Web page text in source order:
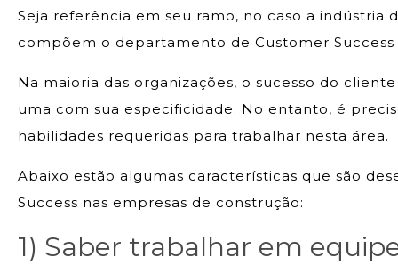
Seja referência em seu ramo, no caso a indústria
compõem o departamento de Customer
Na maioria das organizações, o sucesso do
uma com sua especificidade. No entanto, é
habilidades requeridas para trabalhar nesta área.
Abaixo estão algumas características que são
Success nas empresas de construção:
1) Saber trabalhar em